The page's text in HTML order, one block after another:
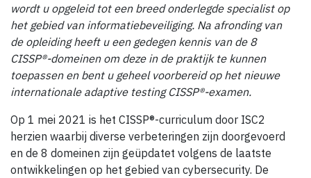
wordt u opgeleid tot een breed onderlegde specialist op
het gebied van informatiebeveiliging. Na afronding van
de opleiding heeft u een gedegen kennis van de 8
CISSP®-domeinen om deze in de praktijk te kunnen
toepassen en bent u geheel voorbereid op het nieuwe
internationale adaptive testing CISSP®-examen.
Op 1 mei 2021 is het CISSP®-curriculum door ISC2
herzien waarbij diverse verbeteringen zijn doorgevoerd
en de 8 domeinen zijn geüpdatet volgens de laatste
ontwikkelingen op het gebied van cybersecurity. De